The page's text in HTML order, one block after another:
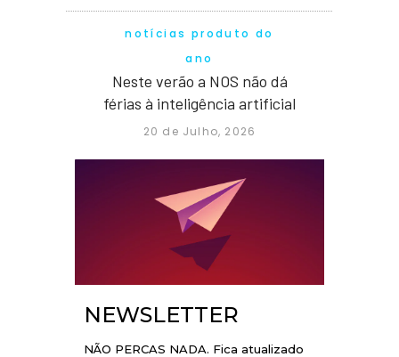
notícias produto do
ano
Neste verão a NOS não dá
férias à inteligência artificial
20 de Julho, 2026
NEWSLETTER
NÃO PERCAS NADA. Fica atualizado